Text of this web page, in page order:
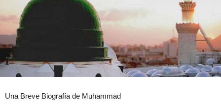
Una Breve Biografía de Muhammad